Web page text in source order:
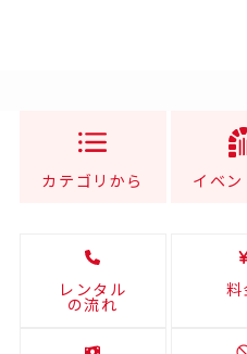
カテゴリから イベン
レンタル
の流れ
料